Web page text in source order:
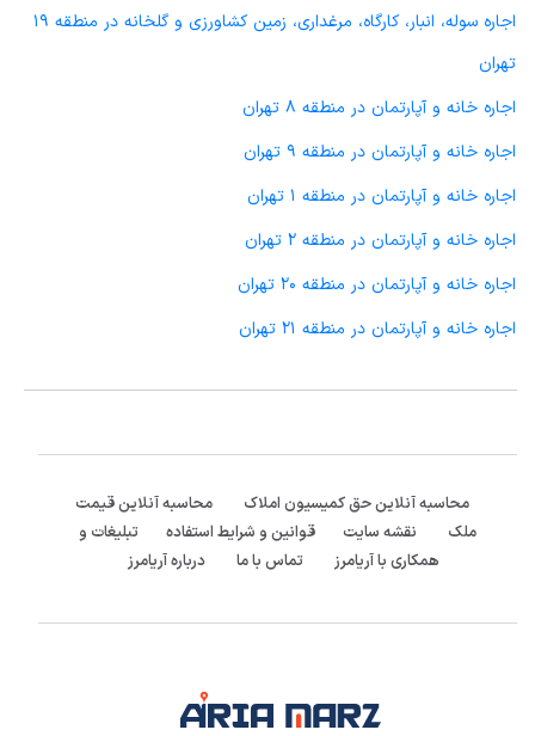
اجاره سوله، انبار، کارگاه، مرغداری، زمین کشاورزی و گلخانه در منطقه 19
تهران
اجاره خانه و آپارتمان در منطقه 8 تهران
اجاره خانه و آپارتمان در منطقه 9 تهران
اجاره خانه و آپارتمان در منطقه 1 تهران
اجاره خانه و آپارتمان در منطقه 2 تهران
اجاره خانه و آپارتمان در منطقه 20 تهران
اجاره خانه و آپارتمان در منطقه 21 تهران
محاسبه آنلاین حق کمیسیون املاک
محاسبه آنلاین قیمت
ملک
نقشه سایت قوانین و شرایط استفاده
تبلیغات و
همکاری با آریامرز
تماس با ما درباره آریامرز